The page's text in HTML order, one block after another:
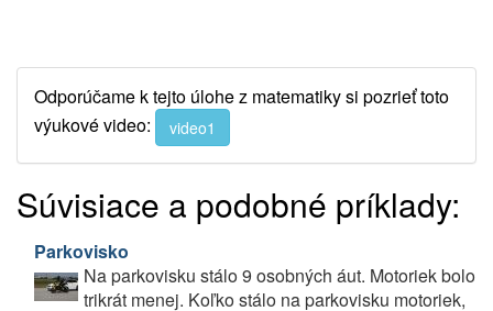
Odporúčame k tejto úlohe z matematiky si pozrieť toto
výukové video:
video1
Súvisiace a podobné príklady:
Parkovisko
Na parkovisku stálo 9 osobných áut. Motoriek bolo
trikrát menej. Koľko stálo na parkovisku motoriek,